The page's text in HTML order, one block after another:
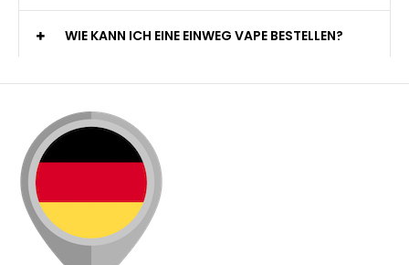
WIE KANN ICH EINE EINWEG VAPE BESTELLEN?